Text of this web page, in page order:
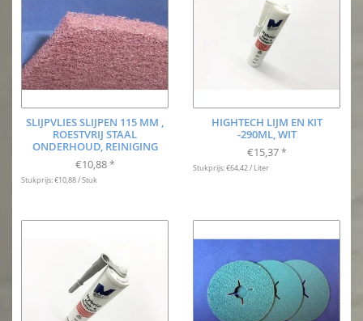
SLIJPVLIES SLIJPEN 115 MM ,
ROESTVRIJ STAAL
ONDERHOUD, REINIGING
€10,88 *
Stukprijs: €10,88 / Stuk
HIGHTECH LIJM EN KIT
-290ML, WIT
€15,37 *
Stukprijs: €64,42 / Liter